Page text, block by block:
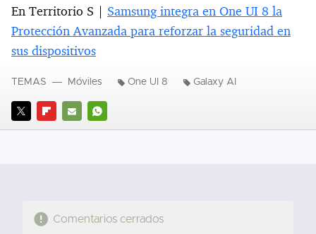
En Territorio S | Samsung integra en One UI 8 la
Protección Avanzada para reforzar la seguridad en
sus dispositivos
TWITTERFLIPBOARD
E- WHATSAPP
TEMAS Móviles One UI 8 Galaxy AI
Comentarios cerrados